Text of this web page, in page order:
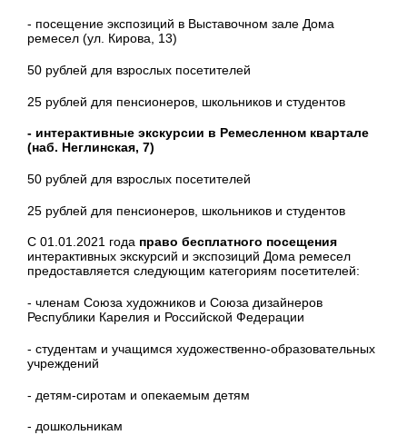
- посещение экспозиций в Выставочном зале Дома
ремесел (ул. Кирова, 13)
50 рублей для взрослых посетителей
25 рублей для пенсионеров, школьников и студентов
- интерактивные экскурсии в Ремесленном квартале
(наб. Неглинская, 7)
50 рублей для взрослых посетителей
25 рублей для пенсионеров, школьников и студентов
С 01.01.2021 года право бесплатного посещения
интерактивных экскурсий и экспозиций Дома ремесел
предоставляется следующим категориям посетителей:
- членам Союза художников и Союза дизайнеров
Республики Карелия и Российской Федерации
- студентам и учащимся художественно-образовательных
учреждений
- детям-сиротам и опекаемым детям
- дошкольникам